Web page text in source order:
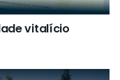
vitalício